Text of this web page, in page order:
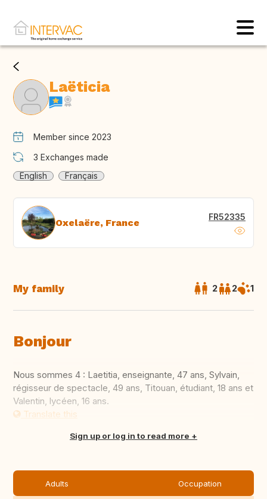
Laëticia
Member since 2023
3 Exchanges made
English
Français
Oxelaëre, France FR52335
My family 2 2 1
Bonjour
Nous sommes 4 : Laetitia, enseignante, 47 ans, Sylvain,
régisseur de spectacle, 49 ans, Titouan, étudiant, 18 ans et
Valentin, lycéen, 16 ans.
Translate this
Sign up or log in to read more
Adults Occupation